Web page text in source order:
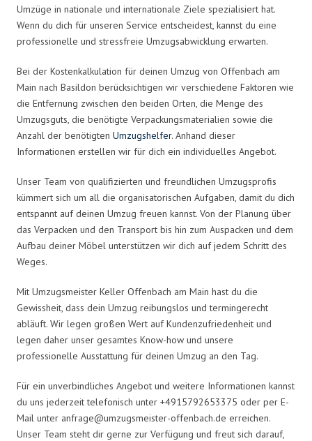
Umzüge in nationale und internationale Ziele spezialisiert hat.
Wenn du dich für unseren Service entscheidest, kannst du eine
professionelle und stressfreie Umzugsabwicklung erwarten.
Bei der Kostenkalkulation für deinen Umzug von Offenbach am
Main nach Basildon berücksichtigen wir verschiedene Faktoren wie
die Entfernung zwischen den beiden Orten, die Menge des
Umzugsguts, die benötigte Verpackungsmaterialien sowie die
Anzahl der benötigten Umzugshelfer. Anhand dieser
Informationen erstellen wir für dich ein individuelles Angebot.
Unser Team von qualifizierten und freundlichen Umzugsprofis
kümmert sich um all die organisatorischen Aufgaben, damit du dich
entspannt auf deinen Umzug freuen kannst. Von der Planung über
das Verpacken und den Transport bis hin zum Auspacken und dem
Aufbau deiner Möbel unterstützen wir dich auf jedem Schritt des
Weges.
Mit Umzugsmeister Keller Offenbach am Main hast du die
Gewissheit, dass dein Umzug reibungslos und termingerecht
abläuft. Wir legen großen Wert auf Kundenzufriedenheit und
legen daher unser gesamtes Know-how und unsere
professionelle Ausstattung für deinen Umzug an den Tag.
Für ein unverbindliches Angebot und weitere Informationen kannst
du uns jederzeit telefonisch unter +4915792653375 oder per E-
Mail unter anfrage@umzugsmeister-offenbach.de erreichen.
Unser Team steht dir gerne zur Verfügung und freut sich darauf,